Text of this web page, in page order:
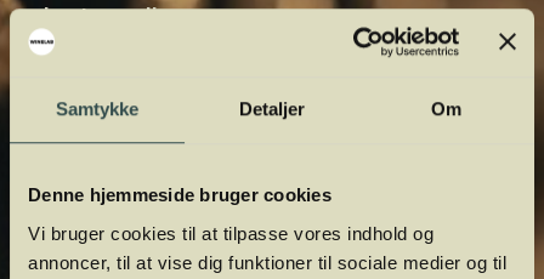
Samtykke Detaljer Om
Denne hjemmeside bruger cookies
Vi bruger cookies til at tilpasse vores indhold og
annoncer, til at vise dig funktioner til sociale medier og til
orientere dig.